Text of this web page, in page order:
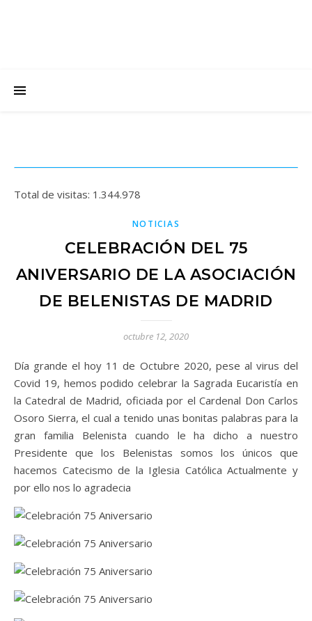
Total de visitas: 1.344.978
NOTICIAS
CELEBRACIÓN DEL 75
ANIVERSARIO DE LA ASOCIACIÓN
DE BELENISTAS DE MADRID
octubre 12, 2020
Día grande el hoy 11 de Octubre 2020, pese al virus del
Covid 19, hemos podido celebrar la Sagrada Eucaristía en
la Catedral de Madrid, oficiada por el Cardenal Don Carlos
Osoro Sierra, el cual a tenido unas bonitas palabras para la
gran familia Belenista cuando le ha dicho a nuestro
Presidente que los Belenistas somos los únicos que
hacemos Catecismo de la Iglesia Católica Actualmente y
por ello nos lo agradecia